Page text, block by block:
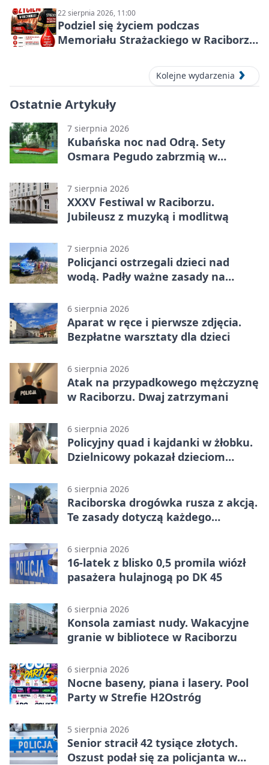
22 sierpnia 2026, 11:00
Podziel się życiem podczas
Memoriału Strażackiego w Raciborzu
Kolejne wydarzenia
Ostatnie Artykuły
7 sierpnia 2026
Kubańska noc nad Odrą. Sety
Osmara Pegudo zabrzmią w
7 sierpnia 2026
XXXV Festiwal w Raciborzu.
Jubileusz z muzyką i modlitwą
7 sierpnia 2026
Policjanci ostrzegali dzieci nad
wodą. Padły ważne zasady na
6 sierpnia 2026
Aparat w ręce i pierwsze zdjęcia.
Bezpłatne warsztaty dla dzieci
6 sierpnia 2026
Atak na przypadkowego mężczyznę
w Raciborzu. Dwaj zatrzymani
6 sierpnia 2026
Policyjny quad i kajdanki w żłobku.
Dzielnicowy pokazał dzieciom
6 sierpnia 2026
Raciborska drogówka rusza z akcją.
Te zasady dotyczą każdego
6 sierpnia 2026
16-latek z blisko 0,5 promila wiózł
pasażera hulajnogą po DK 45
6 sierpnia 2026
Konsola zamiast nudy. Wakacyjne
granie w bibliotece w Raciborzu
6 sierpnia 2026
Nocne baseny, piana i lasery. Pool
Party w Strefie H2Ostróg
5 sierpnia 2026
Senior stracił 42 tysiące złotych.
Oszust podał się za policjanta w